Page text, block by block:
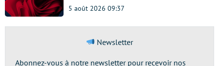
5 août 2026 09:37
Newsletter
Abonnez-vous à notre newsletter pour recevoir nos